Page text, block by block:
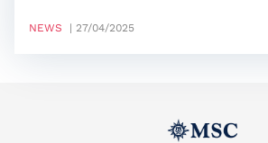
NEWS | 27/04/2025